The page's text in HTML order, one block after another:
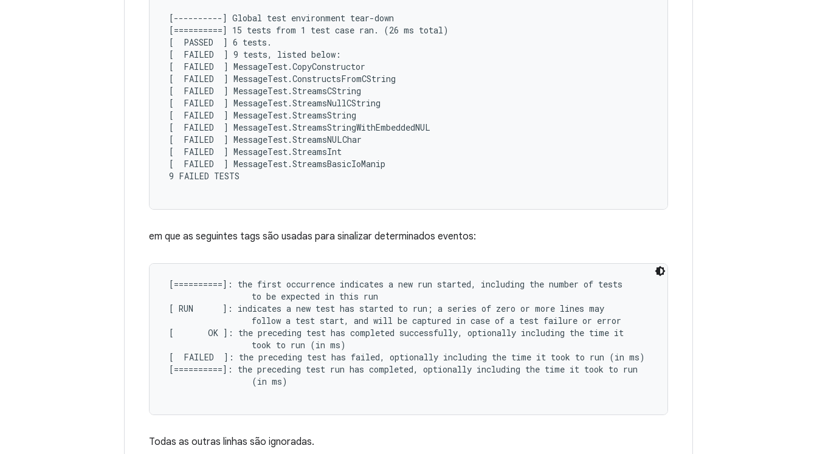
[----------] Global test environment tear-down
[==========] 15 tests from 1 test case ran. (26 ms total)
[  PASSED  ] 6 tests.
[  FAILED  ] 9 tests, listed below:
[  FAILED  ] MessageTest.CopyConstructor
[  FAILED  ] MessageTest.ConstructsFromCString
[  FAILED  ] MessageTest.StreamsCString
[  FAILED  ] MessageTest.StreamsNullCString
[  FAILED  ] MessageTest.StreamsString
[  FAILED  ] MessageTest.StreamsStringWithEmbeddedNUL
[  FAILED  ] MessageTest.StreamsNULChar
[  FAILED  ] MessageTest.StreamsInt
[  FAILED  ] MessageTest.StreamsBasicIoManip
9 FAILED TESTS
em que as seguintes tags são usadas para sinalizar determinados eventos:
[==========]: the first occurrence indicates a new run started, including the number of tests
                  to be expected in this run
[ RUN      ]: indicates a new test has started to run; a series of zero or more lines may
                  follow a test start, and will be captured in case of a test failure or error
[       OK ]: the preceding test has completed successfully, optionally including the time it
                  took to run (in ms)
[  FAILED  ]: the preceding test has failed, optionally including the time it took to run (in ms)
[==========]: the preceding test run has completed, optionally including the time it took to run
                  (in ms)
Todas as outras linhas são ignoradas.